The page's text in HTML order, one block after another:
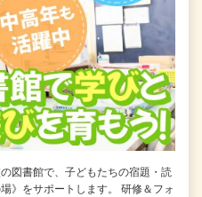
図書館で、子どもたちの宿題・読
》をサポートします。 研修＆フォ